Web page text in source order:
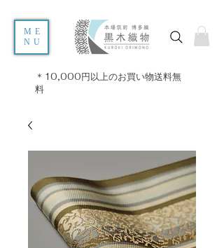
ME
NU
＊10,000円以上のお買い物送料無
料